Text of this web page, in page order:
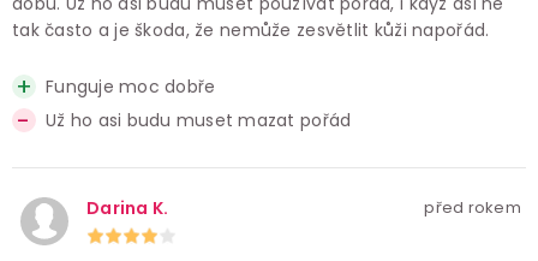
tak často a je škoda, že nemůže zesvětlit kůži napořád.
Funguje moc dobře
Už ho asi budu muset mazat pořád
Darina K. před rokem